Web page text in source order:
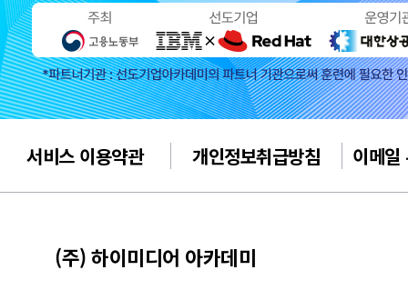
서비스 이용약관 개인정보취급방침 이메일
(주) 하이미디어 아카데미